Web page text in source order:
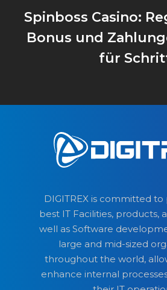
Spinboss Casino:
Bonus und
für
DIGITREX is committed
best IT Facilities, products,
well as Software
large and mid-sized
throughout the world,
enhance internal